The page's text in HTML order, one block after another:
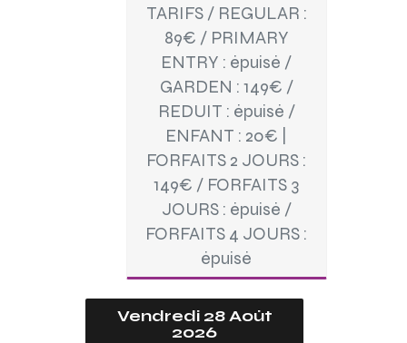
TARIFS / REGULAR :
89€ / PRIMARY
ENTRY : épuisé /
GARDEN : 149€ /
REDUIT : épuisé /
ENFANT : 20€ |
FORFAITS 2 JOURS :
149€ / FORFAITS 3
JOURS : épuisé /
FORFAITS 4 JOURS :
épuisé
Vendredi 28 Août
2026